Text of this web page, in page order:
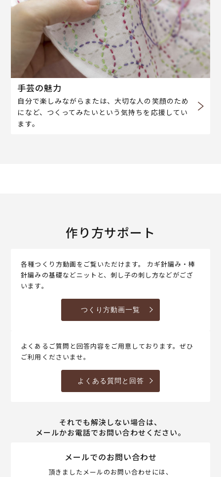
手芸の魅力
自分で楽しみながらまたは、大切な人の笑顔のため
になど、つくってみたいという気持ちを応援してい
ます。
作り方サポート
各種つくり方動画をご覧いただけます。 カギ針編み・棒
針編みの基礎などニットと、刺し子の刺し方などがござ
います。
つくり方動画一覧
よくあるご質問と回答内容をご用意しております。ぜひ
ご利用くださいませ。
よくある質問と回答
それでも解決しない場合は、
メールかお電話でお問い合わせください。
メールでのお問い合わせ
頂きましたメールのお問い合わせには、